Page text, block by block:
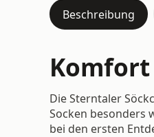
Beschreibung
Die Sterntaler
Socken besonders
bei den ersten